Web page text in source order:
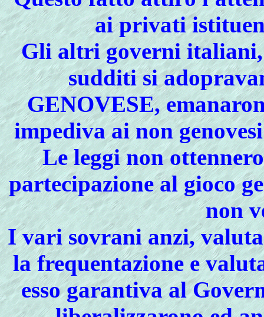
ai privati
Gli altri governi italiani,
sudditi si
GENOVESE,
impediva ai non
Le leggi non
partecipazione al gioco
non
I vari sovrani anzi,
la frequentazione e
esso garantiva al